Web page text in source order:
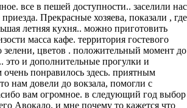
все в пешей доступности.. заселили нас
Прекрасные хозяева, показали , где
летняя кухня.. можно приготовить
масса кафе. территория гостевого
зелени, цветов . положительный момент до
это и дополнительные прогулки и
понравилось здесь. приятным
нам довели до вокзала, помогли с
вам огромное. в следующий год выбор
Авокадо. и мне почему то кажется что